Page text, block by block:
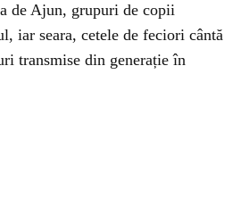
de Ajun, grupuri de copii
iar seara, cetele de feciori cântă
transmise din generație în